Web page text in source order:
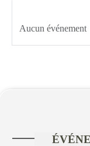
Aucun événement